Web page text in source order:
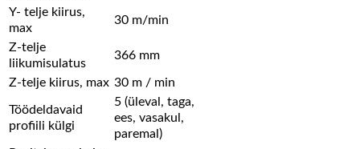
Y- telje kiirus,
max
30 m/min
Z-telje
liikumisulatus
366 mm
Z-telje kiirus, max 30 m / min
Töödeldavaid
profiili külgi
5 (üleval, taga,
ees, vasakul,
paremal)